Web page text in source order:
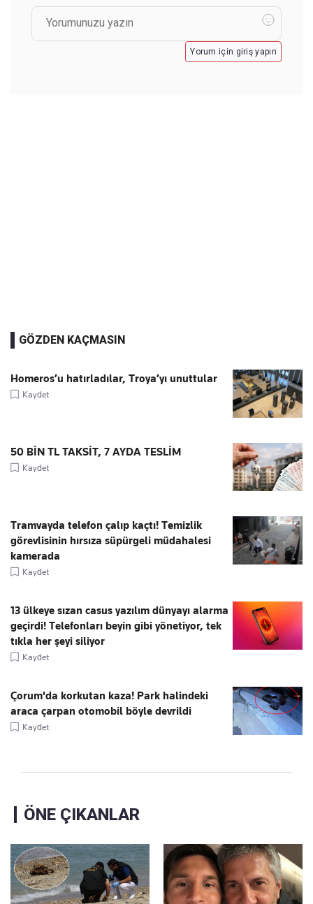
Yorum için giriş yapın
GÖZDEN KAÇMASIN
Homeros’u hatırladılar, Troya’yı unuttular
Kaydet
50 BİN TL TAKSİT, 7 AYDA TESLİM
Kaydet
Tramvayda telefon çalıp kaçtı! Temizlik
görevlisinin hırsıza süpürgeli müdahalesi
kamerada
Kaydet
13 ülkeye sızan casus yazılım dünyayı alarma
geçirdi! Telefonları beyin gibi yönetiyor, tek
tıkla her şeyi siliyor
Kaydet
Çorum'da korkutan kaza! Park halindeki
araca çarpan otomobil böyle devrildi
Kaydet
ÖNE ÇIKANLAR